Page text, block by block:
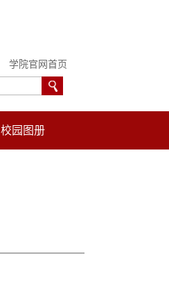
学院官网首页
校园图册